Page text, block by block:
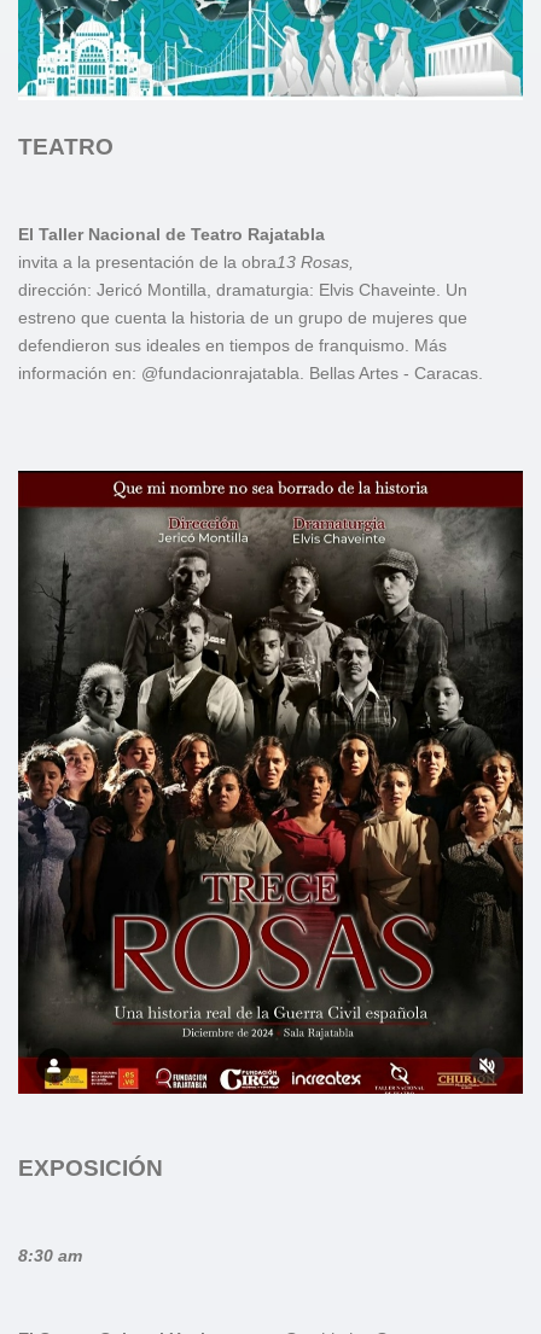
TEATRO
El Taller Nacional de Teatro Rajatabla
invita a la presentación de la obra13 Rosas,
dirección: Jericó Montilla, dramaturgia: Elvis Chaveinte. Un
estreno que cuenta la historia de un grupo de mujeres que
defendieron sus ideales en tiempos de franquismo. Más
información en: @fundacionrajatabla. Bellas Artes - Caracas.
EXPOSICIÓN
8:30 am